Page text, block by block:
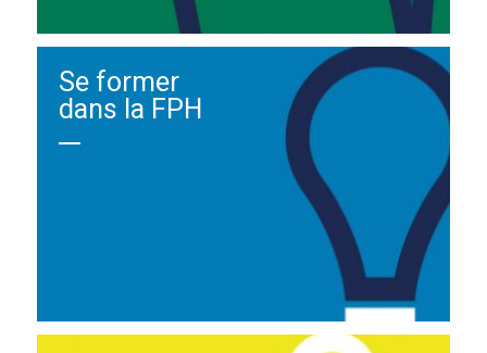
Se former
dans la FPH